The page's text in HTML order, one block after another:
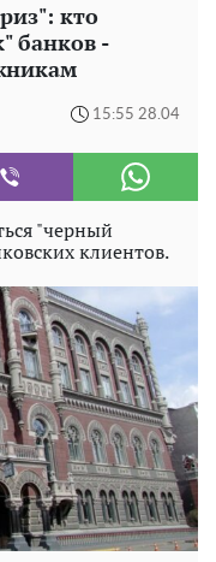
кто
банков -
15:55 28.04
"черный
клиентов.